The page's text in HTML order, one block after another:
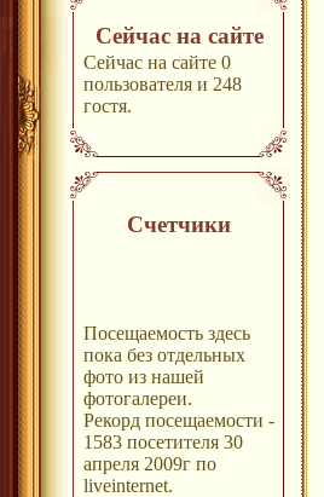
Сейчас на сайте
Сейчас на сайте 0
пользователя и 248
гостя.
Счетчики
Посещаемость здесь
пока без отдельных
фото из нашей
фотогалереи.
Рекорд посещаемости -
1583 посетителя 30
апреля 2009г по
liveinternet.